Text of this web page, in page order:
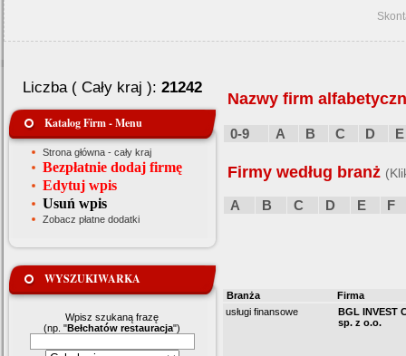
Liczba ( Cały kraj ): 21242
Katalog Firm - Menu
Strona główna - cały kraj
Bezpłatnie dodaj firmę
Edytuj wpis
Usuń wpis
Zobacz płatne dodatki
WYSZUKIWARKA
Wpisz szukaną frazę
(np. "Bełchatów restauracja")
Nazwy firm
0-9 A B C D E
Firmy według branż
A B C D E F
Branża
Firma
usługi finansowe
BGL INVEST
sp. z o.o.